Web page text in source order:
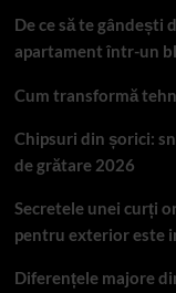
De ce să te gândești
apartament într-un
Cum transformă
Chipsuri din șorici:
de grătare 2026
Secretele unei curți
pentru exterior este
Diferențele majore